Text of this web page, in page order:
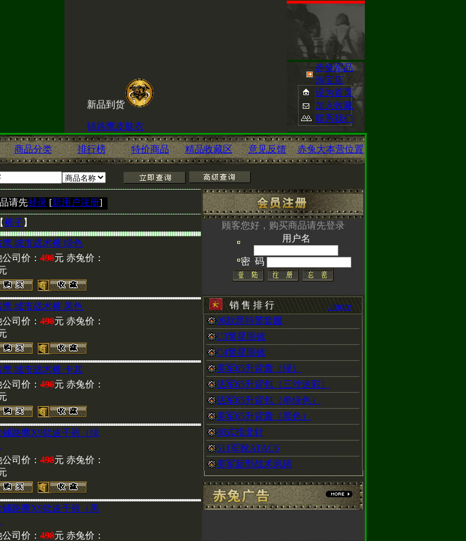
新品到货
铺路鹰皮肤衣
铺路鹰城市速干裤
ESKI内腰带
喜讯！赤兔淘宝店现已经开启您可点
击
http://shop60666600.taobao.com/
现赤兔新到瑞士原产TACTICAL手表，H3
发光材料，保证质量，您可以在赤兔动态
赤兔新到各种图案POLO衫，黑色沙色两种
MAGNUM（马格南）特警靴
赤兔军品
淘宝店
设为首页
加入收藏
联系我们
商品分类 排行榜 特价商品 精品收藏区 意见反馈 赤兔大本营位置
请先登录 [新用户注册]
裤子 】
鹰 城市战术裤 绿色
司价： 498元 赤兔价：
鹰 城市战术裤 黑色
司价： 498元 赤兔价：
鹰 城市战术裤 卡其
司价： 498元 赤兔价：
铺路鹰X9款速干裤（绿
司价： 498元 赤兔价：
铺路鹰X9款速干裤（黑
司价： 498元 赤兔价：
顾客您好，购买商品请先登录
用户名
密 码
销 售 排 行
..more
06款黑特警套服
C3警星眼镜
C4警星眼镜
美军65升背囊（绿）
法军65升背包（三沙迷彩）
法军65升背包（单绿色）
美军65升背囊（黑色）
80式指北针
511军靴ATAC6
美军新型战术风镜